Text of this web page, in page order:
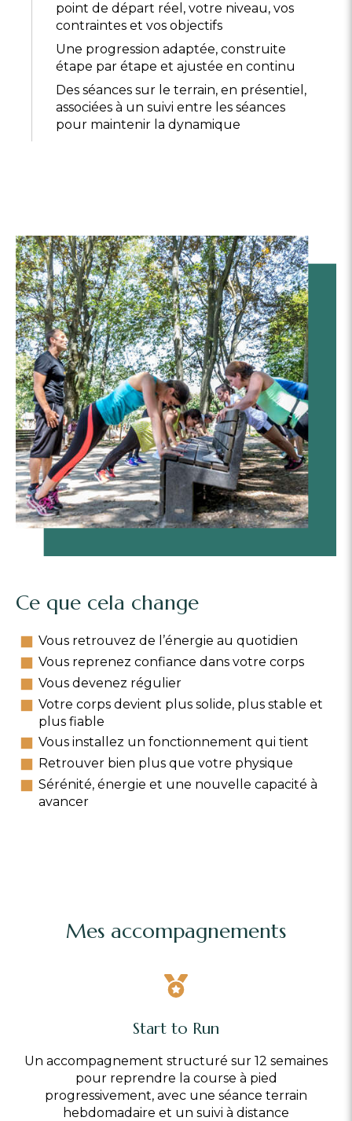
point de départ réel, votre niveau, vos
contraintes et vos objectifs
Une progression adaptée, construite
étape par étape et ajustée en continu
Des séances sur le terrain, en présentiel,
associées à un suivi entre les séances
pour maintenir la dynamique
Ce que cela change
Vous retrouvez de l’énergie au quotidien
Vous reprenez confiance dans votre corps
Vous devenez régulier
Votre corps devient plus solide, plus stable et
plus fiable
Vous installez un fonctionnement qui tient
Retrouver bien plus que votre physique
Sérénité, énergie et une nouvelle capacité à
avancer
Mes accompagnements
Start to Run
Un accompagnement structuré sur 12 semaines
pour reprendre la course à pied
progressivement, avec une séance terrain
hebdomadaire et un suivi à distance